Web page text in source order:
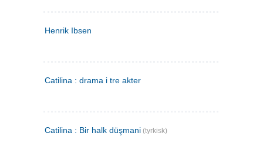
Henrik Ibsen
Catilina : drama i tre akter
Catilina : Bir halk düşmani (tyrkisk)